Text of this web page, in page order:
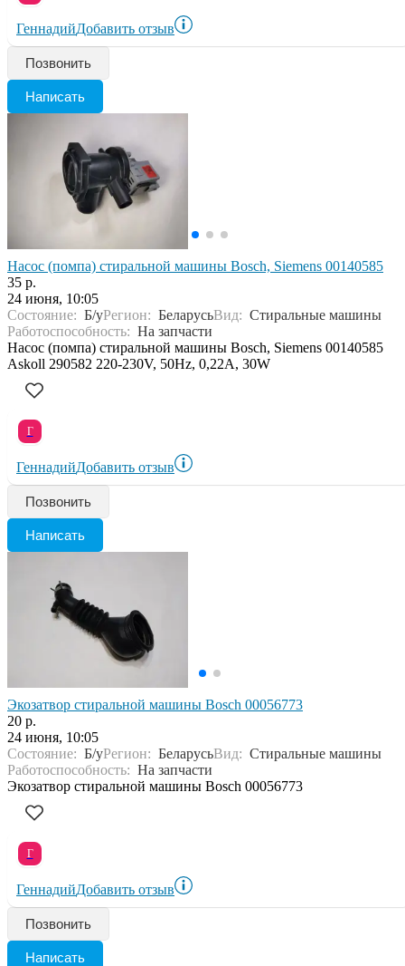
ГеннадийДобавить отзыв
Позвонить
Написать
Насос (помпа) стиральной машины Bosch, Siemens 00140585
35 р.
24 июня, 10:05
Состояние: Б/уРегион: БеларусьВид: Стиральные машины
Работоспособность: На запчасти
Насос (помпа) стиральной машины Bosch, Siemens 00140585
Askoll 290582 220-230V, 50Hz, 0,22A, 30W
Г
ГеннадийДобавить отзыв
Позвонить
Написать
Экозатвор стиральной машины Bosch 00056773
20 р.
24 июня, 10:05
Состояние: Б/уРегион: БеларусьВид: Стиральные машины
Работоспособность: На запчасти
Экозатвор стиральной машины Bosch 00056773
Г
ГеннадийДобавить отзыв
Позвонить
Написать